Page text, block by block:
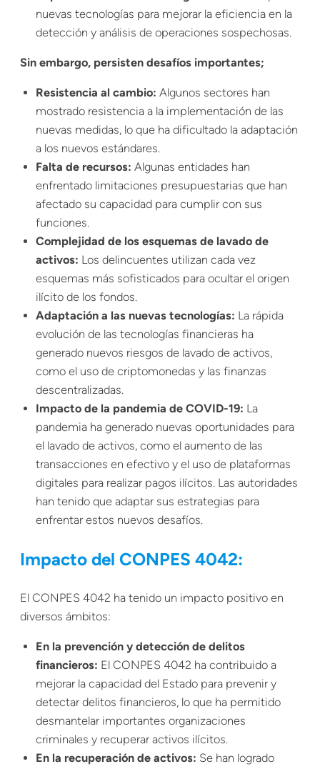
nuevas tecnologías para mejorar la eficiencia en la
detección y análisis de operaciones sospechosas.
Sin embargo, persisten desafíos importantes;
Resistencia al cambio: Algunos sectores han
mostrado resistencia a la implementación de las
nuevas medidas, lo que ha dificultado la adaptación
a los nuevos estándares.
Falta de recursos: Algunas entidades han
enfrentado limitaciones presupuestarias que han
afectado su capacidad para cumplir con sus
funciones.
Complejidad de los esquemas de lavado de
activos: Los delincuentes utilizan cada vez
esquemas más sofisticados para ocultar el origen
ilícito de los fondos.
Adaptación a las nuevas tecnologías: La rápida
evolución de las tecnologías financieras ha
generado nuevos riesgos de lavado de activos,
como el uso de criptomonedas y las finanzas
descentralizadas.
Impacto de la pandemia de COVID-19: La
pandemia ha generado nuevas oportunidades para
el lavado de activos, como el aumento de las
transacciones en efectivo y el uso de plataformas
digitales para realizar pagos ilícitos. Las autoridades
han tenido que adaptar sus estrategias para
enfrentar estos nuevos desafíos.
Impacto del CONPES 4042:
El CONPES 4042 ha tenido un impacto positivo en
diversos ámbitos:
En la prevención y detección de delitos
financieros: El CONPES 4042 ha contribuido a
mejorar la capacidad del Estado para prevenir y
detectar delitos financieros, lo que ha permitido
desmantelar importantes organizaciones
criminales y recuperar activos ilícitos.
En la recuperación de activos: Se han logrado